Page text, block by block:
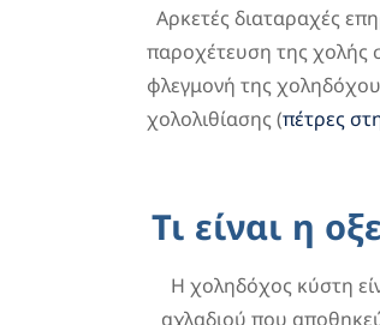
Αρκετές διαταραχές
παροχέτευση της χολής
φλεγμονή της χοληδόχου
χολολιθίασης (πέτρες
Τι είναι η
Η χοληδόχος κύστη
αχλαδιού που